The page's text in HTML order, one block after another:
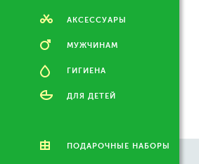
АКСЕССУАРЫ
МУЖЧИНАМ
ГИГИЕНА
ДЛЯ ДЕТЕЙ
ПОДАРОЧНЫЕ НАБОРЫ